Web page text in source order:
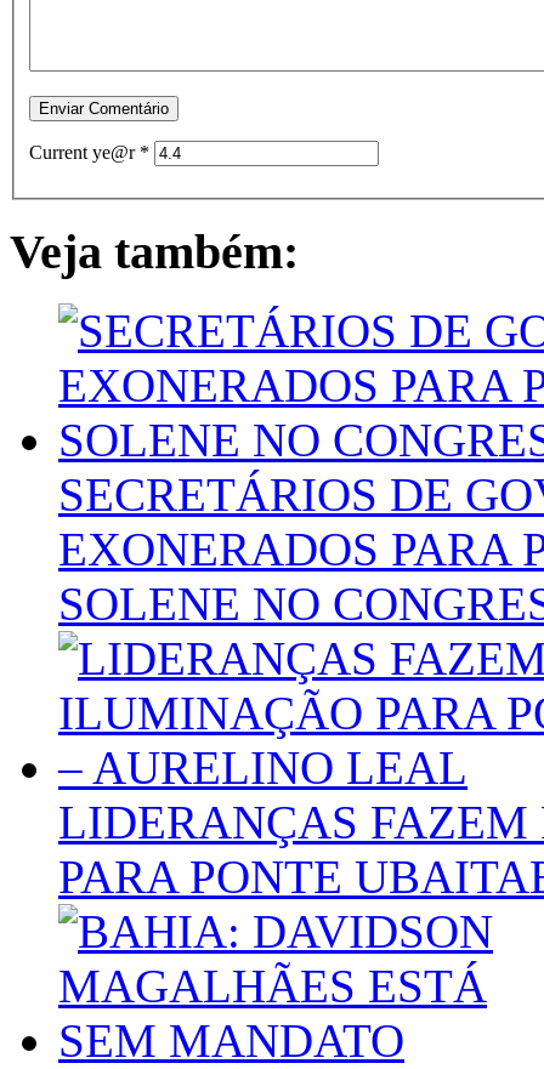
Current ye@r *
Veja também:
SECRETÁRIOS DE
EXONERADOS PARA
SOLENE NO
LIDERANÇAS
PARA PONTE